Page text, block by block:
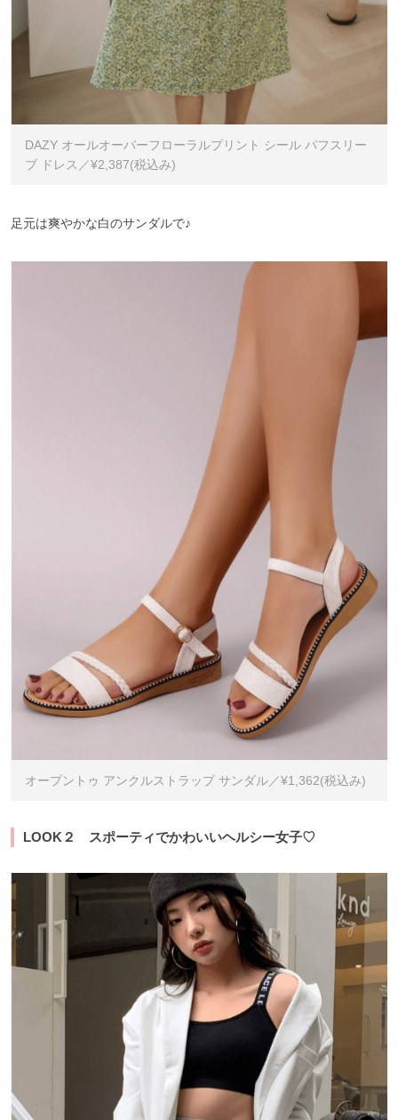
DAZY オールオーバーフローラルプリント シール パフスリー
ブ ドレス／¥2,387(税込み)
足元は爽やかな白のサンダルで♪
オープントゥ アンクルストラップ サンダル／¥1,362(税込み)
LOOK２ スポーティでかわいいヘルシー女子♡